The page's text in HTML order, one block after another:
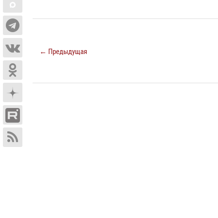
← Предыдущая